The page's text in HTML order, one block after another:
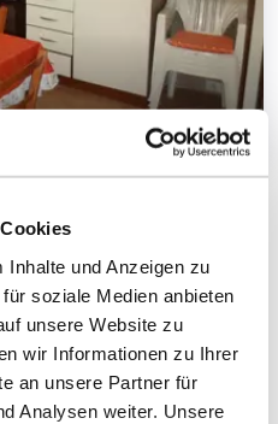
und Anzeigen zu
soziale Medien anbieten
unsere Website zu
wir Informationen zu Ihrer
an unsere Partner für
Analysen weiter. Unsere
Sicily 1/7